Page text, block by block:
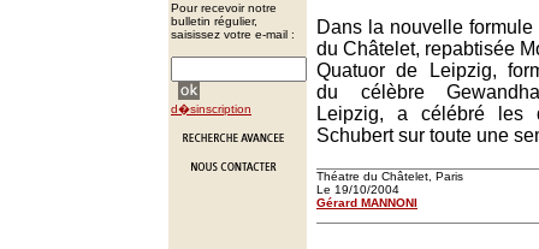
Pour recevoir notre
bulletin régulier,
saisissez votre e-mail :
d�sinscription
Dans la nouvelle
du Châtelet, repabtisée
Quatuor de Leipzig,
du célèbre
Leipzig, a célébré les
Schubert sur toute une
Théatre du Châtelet, Paris
Le 19/10/2004
Gérard MANNONI